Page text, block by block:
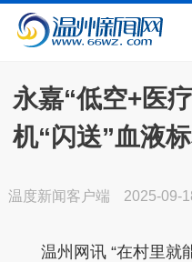
永嘉“低空+医
机“闪送”血液
温度新闻客户端 2025-09-
温州网讯 “在村里就